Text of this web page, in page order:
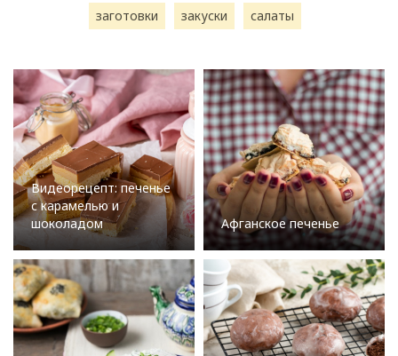
заготовки закуски салаты
Видеорецепт: печенье
с карамелью и
шоколадом
Афганское печенье